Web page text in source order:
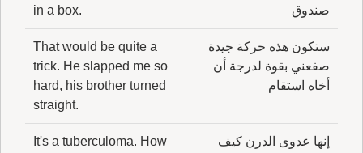
صندوق
in a box.
ستكون هذه حركة جيدة
صفعني بقوة لدرجة أن
أخاه استقام
That would be quite a
trick. He slapped me so
hard, his brother turned
straight.
إنها عدوى الدرن كيف
It's a tuberculoma. How